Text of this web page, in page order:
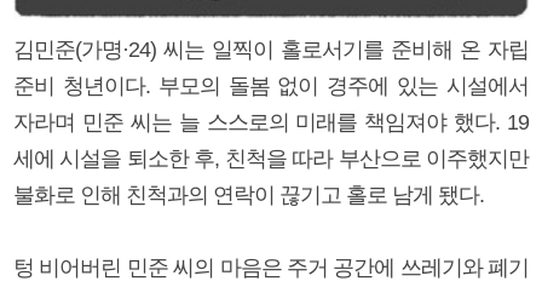
김민준(가명·24) 씨는 일찍이 홀로서기를 준비해 온 자립
준비 청년이다. 부모의 돌봄 없이 경주에 있는 시설에서
자라며 민준 씨는 늘 스스로의 미래를 책임져야 했다. 19
세에 시설을 퇴소한 후, 친척을 따라 부산으로 이주했지만
불화로 인해 친척과의 연락이 끊기고 홀로 남게 됐다.
텅 비어버린 민준 씨의 마음은 주거 공간에 쓰레기와 폐기